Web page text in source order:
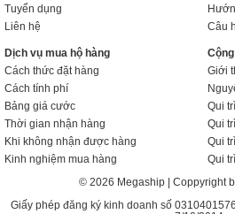
Tuyển dụng
Liên hệ
Câu
Dịch vụ mua hộ hàng
Cách thức đặt hàng
Cách tính phí
Bảng giá cước
Thời gian nhận hàng
Khi không nhận được hàng
Kinh nghiệm mua hàng
Giới
Qui
Qui
Qui
Qui
© 2026 Megaship | Coppyright
Giấy phép đăng ký kinh doanh số